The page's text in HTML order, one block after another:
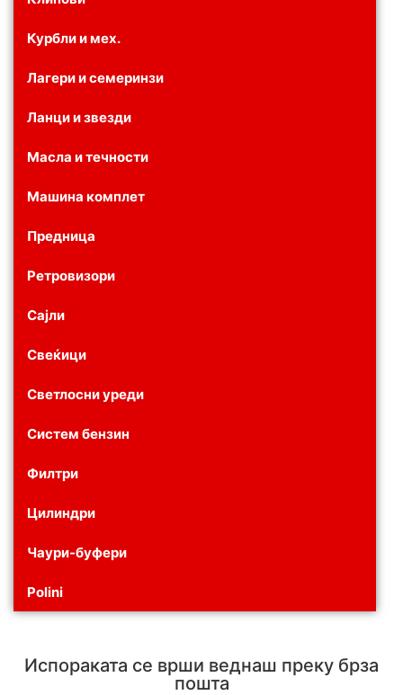
Курбли и мех.
Лагери и семеринзи
Ланци и звезди
Масла и течности
Машина комплет
Предница
Ретровизори
Сајли
Свеќици
Светлосни уреди
Систем бензин
Филтри
Цилиндри
Чаури-буфери
Polini
Испораката се врши веднаш преку брза
пошта